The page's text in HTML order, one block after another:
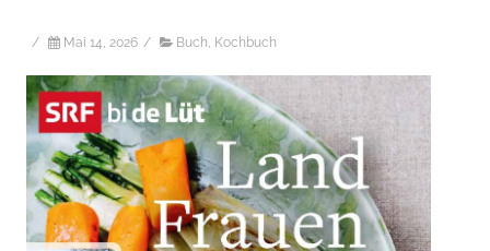
/ Mai 14, 2026 / Buch, Kochbuch